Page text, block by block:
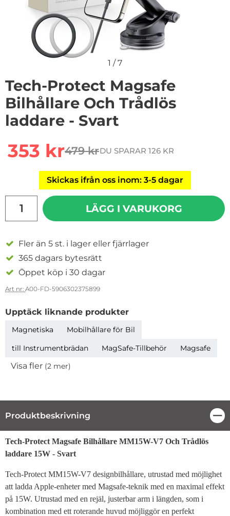
1 /7
Tech-Protect Magsafe
Bilhållare Och Trådlös
laddare - Svart
rea pris
353 krtidigare pris
479 krDU SPARAR 126 KR
Skickas ifrån oss inom: 3-5 dagar
LÄGG I VARUKORG
Fler än 5 st. i lager eller fjärrlager
365 dagars bytesrätt
Öppet köp i 30 dagar
Art nr: A00-FD-5906302375899
Upptäck liknande produkter
Magnetiska
Mobilhållare för Bil
till Instrumentbrädan
MagSafe-Tillbehör Magsafe
Visa fler (2 mer)
Produktbeskrivning
Produktbeskrivning
Tech-Protect Magsafe Bilhållare MM15W-V7 Och Trådlös
laddare 15W - Svart
Tech-Protect MM15W-V7 designbilhållare, utrustad med möjlighet
att ladda Apple-enheter med Magsafe-teknik med en maximal effekt
på 15W. Utrustad med en rejäl, justerbar arm i längden, som i
kombination med ett roterande huvud möjliggör en perfekt